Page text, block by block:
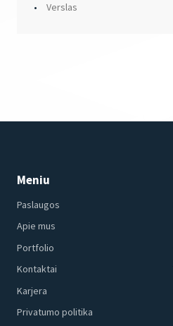
Verslas
Meniu
Paslaugos
Apie mus
Portfolio
Kontaktai
Karjera
Privatumo politika